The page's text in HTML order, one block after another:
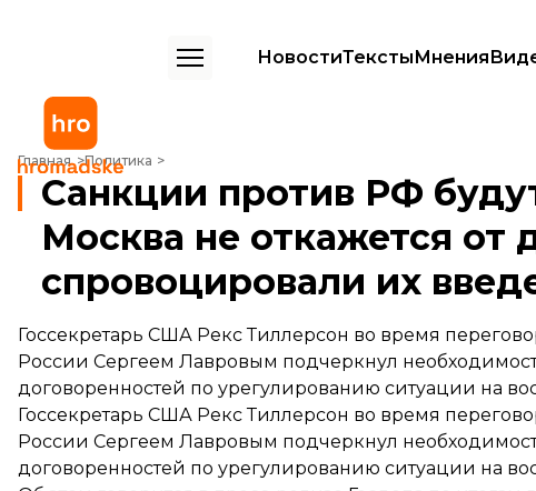
НовостиТекстыМнения
Главная Политика
Санкции против РФ будут действовать пока Москва не откажется от
Санкции против РФ
Москва не откажется от
спровоцировали их
Госсекретарь США Рекс Тиллерсон во время
России Сергеем Лавровым подчеркнул
договоренностей по урегулированию ситуации на
Госсекретарь США Рекс Тиллерсон во время
России Сергеем Лавровым подчеркнул
договоренностей по урегулированию ситуации на